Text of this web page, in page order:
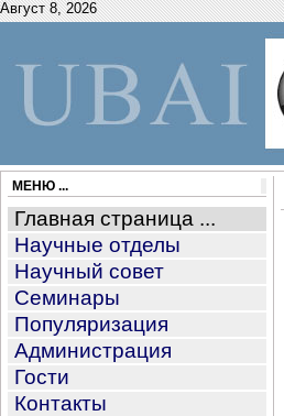
Август 8, 2026
МЕНЮ ...
Главная страница ...
Научные отделы
Научный совет
Семинары
Популяризация
Администрация
Гости
Контакты